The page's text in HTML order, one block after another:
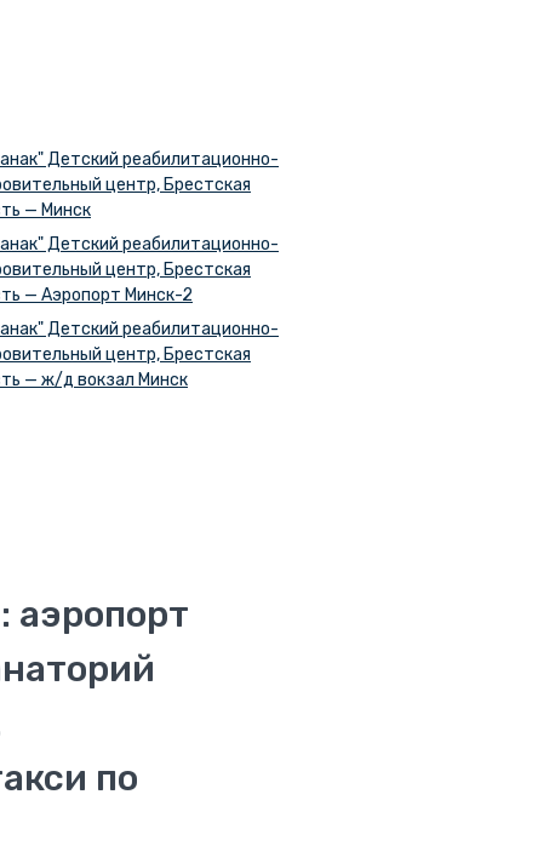
Детский реабилитационно-
центр, Брестская
— Минск
Детский реабилитационно-
центр, Брестская
— Аэропорт Минск-2
Детский реабилитационно-
центр, Брестская
— ж/д вокзал Минск
аэропорт
по